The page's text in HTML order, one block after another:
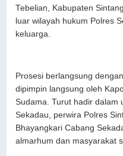
Tebelian, Kabupaten
luar wilayah hukum Polres
keluarga.
Prosesi berlangsung
dipimpin langsung oleh
Sudama. Turut hadir dalam
Sekadau, perwira Polres
Bhayangkari Cabang
almarhum dan masyarakat